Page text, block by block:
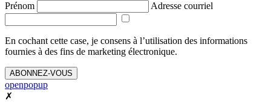
Prénom Adresse courriel
En cochant cette case, je consens à l’utilisation des informations
fournies à des fins de marketing électronique.
ABONNEZ-VOUS
openpopup
✗